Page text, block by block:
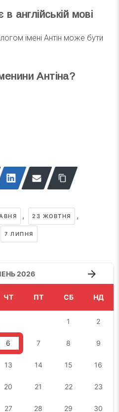
англійській мові
імені Антін може бути
Антіна?
, 23 ЖОВТНЯ ,
7 ЛИПНЯ
2026
ЧТ ПТ СБ НД
1 2
6 7 8 9
13 14 15 16
20 21 22 23
27 28 29 30